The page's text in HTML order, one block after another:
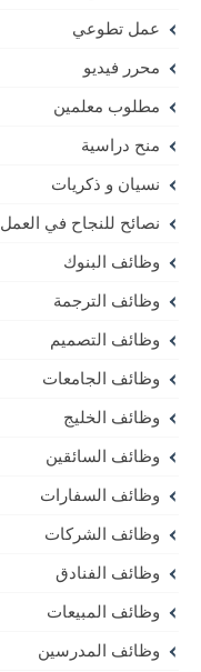
عمل تطوعي
محرر فيديو
مطلوب معلمين
منح دراسية
نسيان و ذكريات
نصائح للنجاح في العمل
وظائف البنوك
وظائف الترجمة
وظائف التصميم
وظائف الجامعات
وظائف الخليج
وظائف السائقين
وظائف السفارات
وظائف الشركات
وظائف الفنادق
وظائف المبيعات
وظائف المدرسين